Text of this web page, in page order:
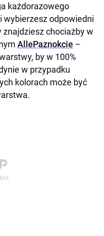
każdorazowego
wybierzesz odpowiedni
chociażby w
AllePaznokcie –
by w 100%
w przypadku
kolorach może być